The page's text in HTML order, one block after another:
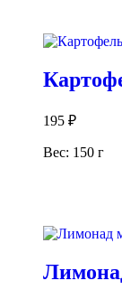
195 ₽
Вес: 150 г